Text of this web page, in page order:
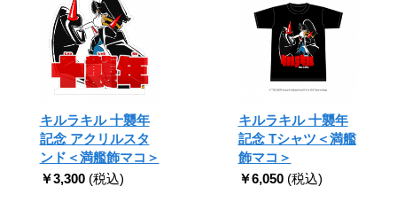
キルラキル 十襲年
記念 アクリルスタ
ンド＜満艦飾マコ＞
￥3,300 (税込)
キルラキル 十襲年
記念 Tシャツ＜満艦
飾マコ＞
￥6,050 (税込)